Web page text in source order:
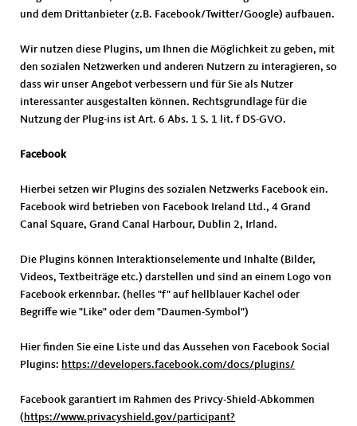
und dem Drittanbieter (z.B. Facebook/Twitter/Google) aufbauen.
Wir nutzen diese Plugins, um Ihnen die Möglichkeit zu geben, mit
den sozialen Netzwerken und anderen Nutzern zu interagieren, so
dass wir unser Angebot verbessern und für Sie als Nutzer
interessanter ausgestalten können. Rechtsgrundlage für die
Nutzung der Plug-ins ist Art. 6 Abs. 1 S. 1 lit. f DS-GVO.
Facebook
Hierbei setzen wir Plugins des sozialen Netzwerks Facebook ein.
Facebook wird betrieben von Facebook Ireland Ltd., 4 Grand
Canal Square, Grand Canal Harbour, Dublin 2, Irland.
Die Plugins können Interaktionselemente und Inhalte (Bilder,
Videos, Textbeiträge etc.) darstellen und sind an einem Logo von
Facebook erkennbar. (helles "f" auf hellblauer Kachel oder
Begriffe wie "Like" oder dem "Daumen-Symbol")
Hier finden Sie eine Liste und das Aussehen von Facebook Social
Plugins: https://developers.facebook.com/docs/plugins/
Facebook garantiert im Rahmen des Privcy-Shield-Abkommen
( https://www.privacyshield.gov/participant?